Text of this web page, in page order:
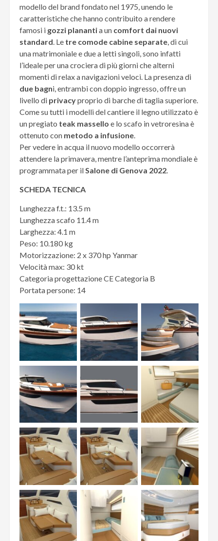
modello del brand fondato nel 1975, unendo le
caratteristiche che hanno contribuito a rendere
famosi i gozzi planantia un comfort dai nuovi
standard. Le tre comode cabine separate, di cui
una matrimoniale e due a letti singoli, sono infatti
l’ideale per una crociera di più giorni che alterni
momenti di relax a navigazioni veloci. La presenza di
due bagni, entrambi con doppio ingresso, offre un
livello di privacyproprio di barche di taglia superiore.
Come su tutti i modelli del cantiere il legno utilizzato è
un pregiato teak massello e lo scafo in vetroresina è
ottenuto con metodo a infusione.
Per vedere in acqua il nuovo modello occorrerà
attendere la primavera, mentre l’anteprima mondiale è
programmata per ilSalone di Genova 2022.
SCHEDA TECNICA
Lunghezza f.t.: 13.5 m
Lunghezza scafo 11.4 m
Larghezza: 4.1 m
Peso: 10.180 kg
Motorizzazione: 2 x 370 hp Yanmar
Velocità max: 30 kt
Categoria progettazione CE Categoria B
Portata persone: 14